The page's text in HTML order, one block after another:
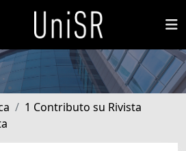
1 Contributo su Rivista